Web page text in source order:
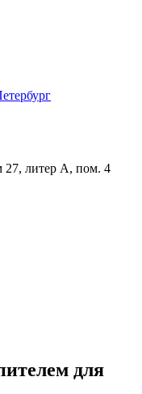
27, литер А, пом. 4
для